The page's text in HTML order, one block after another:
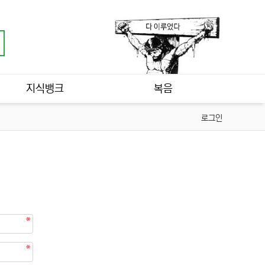
지식뱅크 복음
로그인